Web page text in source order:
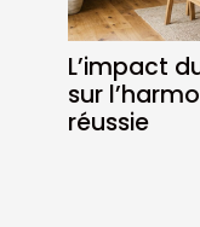
L’impact
sur
réussie